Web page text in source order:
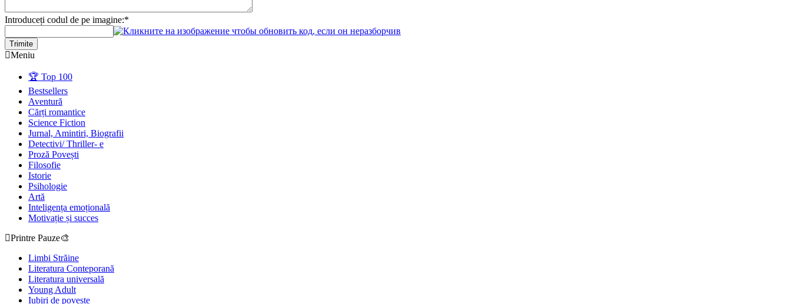
Introduceți codul de pe imagine:*
Trimite
Meniu
🏆 Top 100
Bestsellers
Aventură
Cărți romantice
Science Fiction
Jurnal, Amintiri, Biografii
Detectivi/ Thriller- e
Proză Povești
Filosofie
Istorie
Psihologie
Artă
Inteligența emoțională
Motivație și succes
Printre Pauze🎨
Limbi Străine
Literatura Conteporană
Literatura universală
Young Adult
Iubiri de poveste